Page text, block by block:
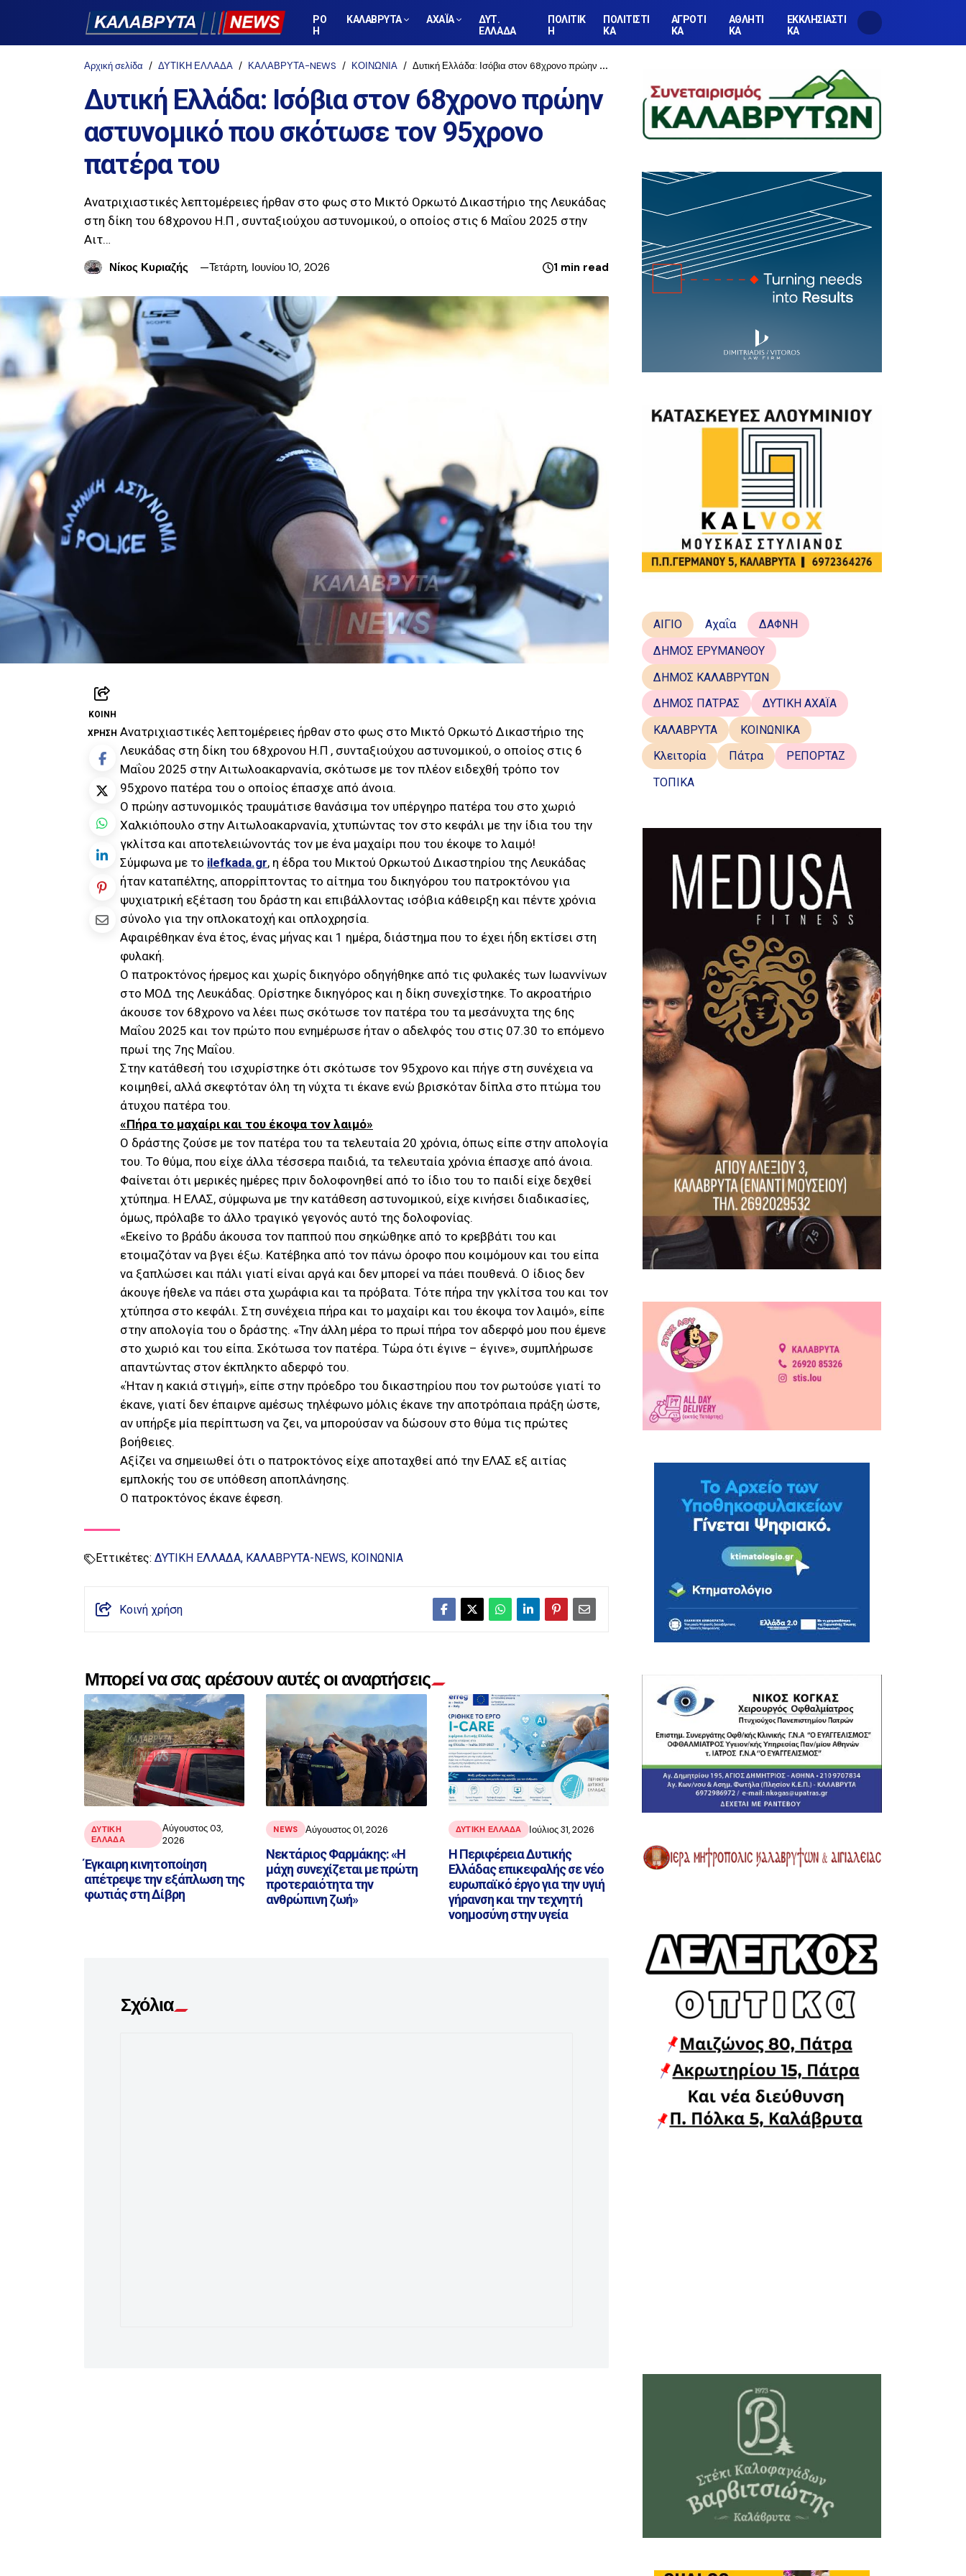
ΡΟ
Η
ΚΑΛΑΒΡΥΤΑ ΑΧΑΪΑ
ΔΥΤ.
ΕΛΛΑΔΑ
ΠΟΛΙΤΙΚ
Η
ΠΟΛΙΤΙΣΤΙ
ΚΑ
ΑΓΡΟΤΙ
ΚΑ
ΑΘΛΗΤΙ
ΚΑ
ΕΚΚΛΗΣΙΑΣΤΙ
ΚΑ
Αρχική σελίδα ΔΥΤΙΚΗ ΕΛΛΑΔΑ ΚΑΛΑΒΡΥΤΑ-NEWS ΚΟΙΝΩΝΙΑ Δυτική Ελλάδα: Ισόβια στον 68χρονο πρώην αστυνομικό που σκότωσε τον 95χρονο πατέρα του
Δυτική Ελλάδα: Ισόβια στον 68χρονο πρώην
αστυνομικό που σκότωσε τον 95χρονο
πατέρα του
Ανατριχιαστικές λεπτομέρειες ήρθαν στο φως στο Μικτό Ορκωτό Δικαστήριο της Λευκάδας
στη δίκη του 68χρονου Η.Π , συνταξιούχου αστυνομικού, ο οποίος στις 6 Μαΐου 2025 στην
Αιτ…
Νίκος Κυριαζής
Τετάρτη, Ιουνίου 10, 2026 1 min read
ΚΟΙΝΉ
ΧΡΉΣΗ Ανατριχιαστικές λεπτομέρειες ήρθαν στο φως στο Μικτό Ορκωτό Δικαστήριο της
Λευκάδας στη δίκη του 68χρονου Η.Π , συνταξιούχου αστυνομικού, ο οποίος στις 6
Μαΐου 2025 στην Αιτωλοακαρνανία, σκότωσε με τον πλέον ειδεχθή τρόπο τον
95χρονο πατέρα του ο οποίος έπασχε από άνοια.
Ο πρώην αστυνομικός τραυμάτισε θανάσιμα τον υπέργηρο πατέρα του στο χωριό
Χαλκιόπουλο στην Αιτωλοακαρνανία, χτυπώντας τον στο κεφάλι με την ίδια του την
γκλίτσα και αποτελειώνοντάς τον με ένα μαχαίρι που του έκοψε το λαιμό!
Σύμφωνα με το ilefkada.gr, η έδρα του Μικτού Ορκωτού Δικαστηρίου της Λευκάδας
ήταν καταπέλτης, απορρίπτοντας το αίτημα του δικηγόρου του πατροκτόνου για
ψυχιατρική εξέταση του δράστη και επιβάλλοντας ισόβια κάθειρξη και πέντε χρόνια
σύνολο για την οπλοκατοχή και οπλοχρησία.
Αφαιρέθηκαν ένα έτος, ένας μήνας και 1 ημέρα, διάστημα που το έχει ήδη εκτίσει στη
φυλακή.
Ο πατροκτόνος ήρεμος και χωρίς δικηγόρο οδηγήθηκε από τις φυλακές των Ιωαννίνων
στο ΜΟΔ της Λευκάδας. Ορίστηκε δικηγόρος και η δίκη συνεχίστηκε. Το ακροατήριο
άκουσε τον 68χρονο να λέει πως σκότωσε τον πατέρα του τα μεσάνυχτα της 6ης
Μαΐου 2025 και τον πρώτο που ενημέρωσε ήταν ο αδελφός του στις 07.30 το επόμενο
πρωί της 7ης Μαΐου.
Στην κατάθεσή του ισχυρίστηκε ότι σκότωσε τον 95χρονο και πήγε στη συνέχεια να
κοιμηθεί, αλλά σκεφτόταν όλη τη νύχτα τι έκανε ενώ βρισκόταν δίπλα στο πτώμα του
άτυχου πατέρα του.
«Πήρα το μαχαίρι και του έκοψα τον λαιμό»
Ο δράστης ζούσε με τον πατέρα του τα τελευταία 20 χρόνια, όπως είπε στην απολογία
του. Το θύμα, που είχε άλλα τέσσερα παιδιά, τα τελευταία χρόνια έπασχε από άνοια.
Φαίνεται ότι μερικές ημέρες πριν δολοφονηθεί από το ίδιο του το παιδί είχε δεχθεί
χτύπημα. Η ΕΛΑΣ, σύμφωνα με την κατάθεση αστυνομικού, είχε κινήσει διαδικασίες,
όμως, πρόλαβε το άλλο τραγικό γεγονός αυτό της δολοφονίας.
«Εκείνο το βράδυ άκουσα τον παππού που σηκώθηκε από το κρεββάτι του και
ετοιμαζόταν να βγει έξω. Κατέβηκα από τον πάνω όροφο που κοιμόμουν και του είπα
να ξαπλώσει και πάλι γιατί είναι αργά και δεν μπορεί να πάει πουθενά. Ο ίδιος δεν
άκουγε ήθελε να πάει στα χωράφια και τα πρόβατα. Τότε πήρα την γκλίτσα του και τον
χτύπησα στο κεφάλι. Στη συνέχεια πήρα και το μαχαίρι και του έκοψα τον λαιμό», είπε
στην απολογία του ο δράστης. «Την άλλη μέρα το πρωί πήρα τον αδερφό μου που έμενε
στο χωριό και του είπα. Σκότωσα τον πατέρα. Τώρα ότι έγινε – έγινε», συμπλήρωσε
απαντώντας στον έκπληκτο αδερφό του.
«Ήταν η κακιά στιγμή», είπε στην πρόεδρο του δικαστηρίου που τον ρωτούσε γιατί το
έκανε, γιατί δεν έπαιρνε αμέσως τηλέφωνο μόλις έκανε την αποτρόπαια πράξη ώστε,
αν υπήρξε μία περίπτωση να ζει, να μπορούσαν να δώσουν στο θύμα τις πρώτες
βοήθειες.
Αξίζει να σημειωθεί ότι ο πατροκτόνος είχε αποταχθεί από την ΕΛΑΣ εξ αιτίας
εμπλοκής του σε υπόθεση αποπλάνησης.
Ο πατροκτόνος έκανε έφεση.
Εττικέτες: ΔΥΤΙΚΗ ΕΛΛΑΔΑ ΚΑΛΑΒΡΥΤΑ-NEWS ΚΟΙΝΩΝΙΑ
Κοινή χρήση
Μπορεί να σας αρέσουν αυτές οι αναρτήσεις
ΔΥΤΙΚΗ
ΕΛΛΑΔΑ
Αύγουστος 03,
2026
Έγκαιρη κινητοποίηση
απέτρεψε την εξάπλωση της
φωτιάς στη Δίβρη
NEWS Αύγουστος 01, 2026
Νεκτάριος Φαρμάκης: «Η
μάχη συνεχίζεται με πρώτη
προτεραιότητα την
ανθρώπινη ζωή»
ΔΥΤΙΚΗ ΕΛΛΑΔΑ Ιούλιος 31, 2026
Η Περιφέρεια Δυτικής
Ελλάδας επικεφαλής σε νέο
ευρωπαϊκό έργο για την υγιή
γήρανση και την τεχνητή
νοημοσύνη στην υγεία
Σχόλια
ΑΙΓΙΟ Αχαΐα
ΔΑΦΝΗ
ΔΗΜΟΣ ΕΡΥΜΑΝΘΟΥ
ΔΗΜΟΣ ΚΑΛΑΒΡΥΤΩΝ
ΔΗΜΟΣ ΠΑΤΡΑΣ
ΔΥΤΙΚΗ ΑΧΑΪΑ
ΚΑΛΑΒΡΥΤΑ
ΚΟΙΝΩΝΙΚΑ
Κλειτορία
Πάτρα
ΡΕΠΟΡΤΑΖ
ΤΟΠΙΚΑ